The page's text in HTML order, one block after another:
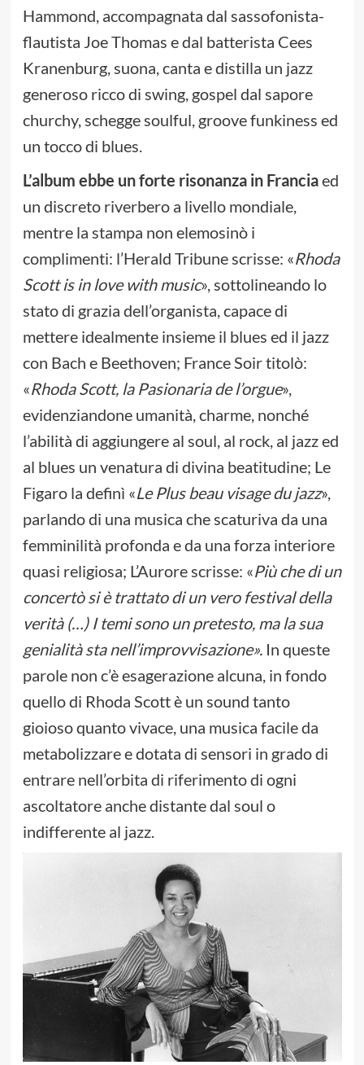
Hammond, accompagnata dal sassofonista-
flautista Joe Thomas e dal batterista Cees
Kranenburg, suona, canta e distilla un jazz
generoso ricco di swing, gospel dal sapore
churchy, schegge soulful, groove funkiness ed
un tocco di blues.
L’album ebbe un forte risonanza in Franciaed
un discreto riverbero a livello mondiale,
mentre la stampa non elemosinò i
complimenti: l’Herald Tribune scrisse: «Rhoda
Scott is in love with music», sottolineando lo
stato di grazia dell’organista, capace di
mettere idealmente insieme il blues ed il jazz
con Bach e Beethoven; France Soir titolò:
«Rhoda Scott, la Pasionaria de l’orgue»,
evidenziandone umanità, charme, nonché
l’abilità di aggiungere al soul, al rock, al jazz ed
al blues un venatura di divina beatitudine; Le
Figaro la definì «Le Plus beau visage du jazz»,
parlando di una musica che scaturiva da una
femminilità profonda e da una forza interiore
quasi religiosa; L’Aurore scrisse: «Più che di un
concertò si è trattato di un vero festival della
verità (…) I temi sono un pretesto, ma la sua
genialità sta nell’improvvisazione». In queste
parole non c’è esagerazione alcuna, in fondo
quello di Rhoda Scott è un sound tanto
gioioso quanto vivace, una musica facile da
metabolizzare e dotata di sensori in grado di
entrare nell’orbita di riferimento di ogni
ascoltatore anche distante dal soul o
indifferente al jazz.